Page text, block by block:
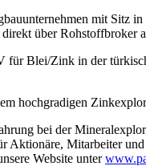
mit
über Rohstoffbroker
für Blei/Zink in der
hochgradigen
bei der
Aktionäre, Mitarbeiter
Website unter